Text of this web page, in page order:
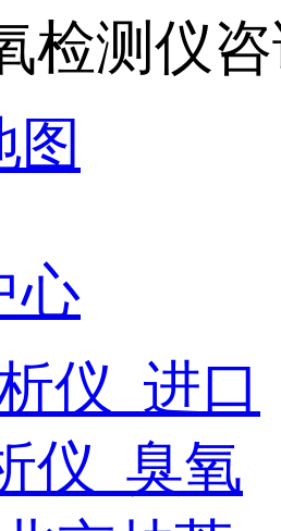
检测仪
图
心